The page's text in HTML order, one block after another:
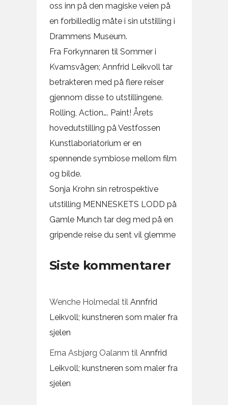
oss inn på den magiske veien på
en forbilledlig måte i sin utstilling i
Drammens Museum.
Fra Forkynnaren til Sommer i
Kvamsvågen; Annfrid Leikvoll tar
betrakteren med på flere reiser
gjennom disse to utstillingene.
Rolling, Action…. Paint! Årets
hovedutstilling på Vestfossen
Kunstlaboriatorium er en
spennende symbiose mellom film
og bilde.
Sonja Krohn sin retrospektive
utstilling MENNESKETS LODD på
Gamle Munch tar deg med på en
gripende reise du sent vil glemme
Siste kommentarer
Wenche Holmedaltil Annfrid
Leikvoll; kunstneren som maler fra
sjelen
Erna Asbjørg Oalanm til Annfrid
Leikvoll; kunstneren som maler fra
sjelen